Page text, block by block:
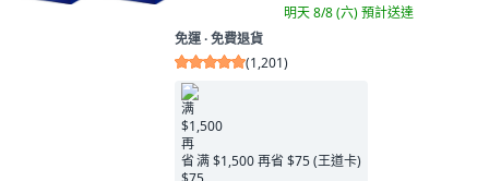
明天 8/8 (六)預計送達
免運 ∙ 免費退貨
(1,201)
满 $1,500 再省 $75 (王道卡)